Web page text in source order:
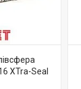
XTra-Seal